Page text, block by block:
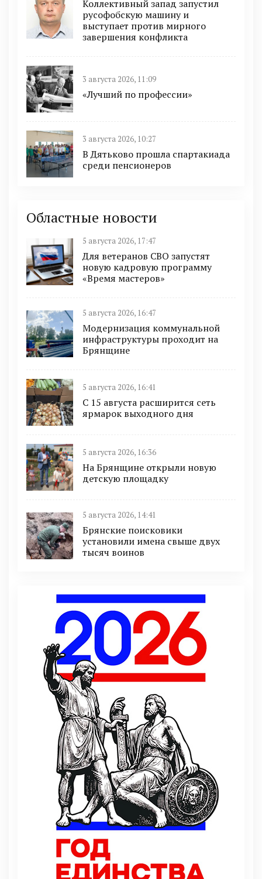
Коллективный запад запустил
русофобскую машину и
выступает против мирного
завершения конфликта
3 августа 2026, 11:09
«Лучший по профессии»
3 августа 2026, 10:27
В Дятьково прошла спартакиада
среди пенсионеров
Областные новости
5 августа 2026, 17:47
Для ветеранов СВО запустят
новую кадровую программу
«Время мастеров»
5 августа 2026, 16:47
Модернизация коммунальной
инфраструктуры проходит на
Брянщине
5 августа 2026, 16:41
С 15 августа расширится сеть
ярмарок выходного дня
5 августа 2026, 16:36
На Брянщине открыли новую
детскую площадку
5 августа 2026, 14:41
Брянские поисковики
установили имена свыше двух
тысяч воинов